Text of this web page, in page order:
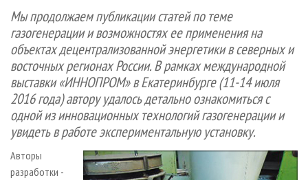
СУШКА ДРЕВЕСИНЫ
ПРОИЗВОДСТВО ДРЕВЕСНЫХ ПЛИТ
ДЕРЕВЯННОЕ ДОМОСТРОЕНИЕ
ПРОИЗВОДСТВО МЕБЕЛИ
БИОЭНЕРГЕТИКА
ЦБП
ПЕРСОНЫ
МОБИЛЬНЫЕ ВЫСТАВКИ
ОФИЦИАЛЬНЫЕ ДЕЛЕГАЦИИ
ПРИОРИТЕТНЫЕ ИНВЕСТПРОЕКТЫ
RUSSIAN FORESTRY REVIEW
ГАЗЕТА ЛЕСПРОМФОРУМ
БИБЛИОТЕКА СПЕЦИАЛИСТА
КОНТАКТЫ
РЕКЛАМА
РЕКЛАМА НА САЙТЕ
Мы продолжаем публикации статей по теме
газогенерации и возможностях ее применения на
объектах децентрализованной энергетики в северных и
восточных регионах России. В рамках международной
выставки «ИННОПРОМ» в Екатеринбурге (11-14 июля
2016 года) автору удалось детально ознакомиться с
одной из инновационных технологий газогенерации и
увидеть в работе экспериментальную установку.
Авторы
разработки -